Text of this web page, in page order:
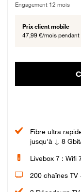
Engagement 12 mois
Prix client mobile
47,99 €/mois
Fibre ultra
jusqu'à ↓ 8
Livebox 7 : Wifi
200 chaînes TV